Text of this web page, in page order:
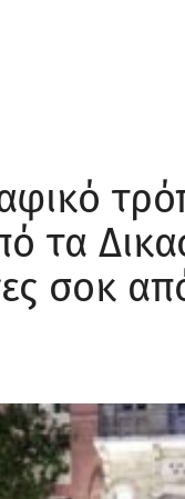
τα
σοκ